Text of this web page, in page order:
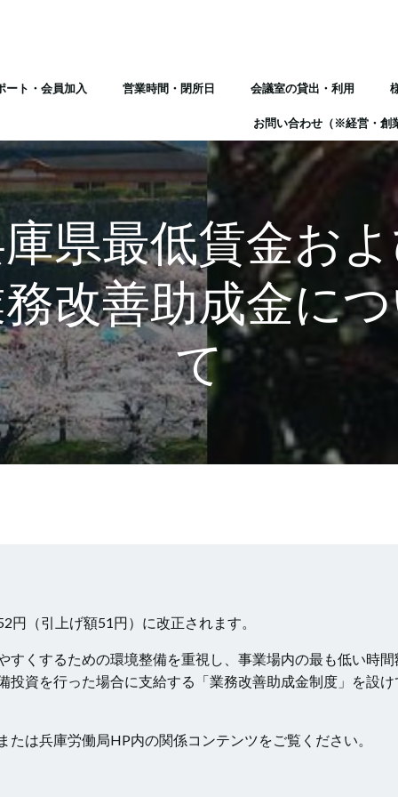
ート・会員加入 営業時間・閉所日 会議室の貸出・利用
お問い合わせ（※経営・創
県最低賃金お
改善助成金に
て
（引上げ額51円）に改正されます。
すくするための環境整備を重視し、事業場内の最も低い時間
投資を行った場合に支給する「業務改善助成金制度」を設け
は兵庫労働局HP内の関係コンテンツをご覧ください。